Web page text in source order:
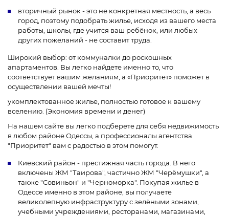
вторичный рынок - это не конкретная местность, а весь
город, поэтому подобрать жилье, исходя из вашего места
работы, школы, где учится ваш ребёнок, или любых
других пожеланий - не составит труда.
Широкий выбор: от коммуналки до роскошных
апартаментов. Вы легко найдете именно то, что
соответствует вашим желаниям, а «Приоритет» поможет в
осуществлении вашей мечты!
укомплектованное жилье, полностью готовое к вашему
вселению. (Экономия времени и денег)
На нашем сайте вы легко подберете для себя недвижимость
в любом районе Одессы, а профессионалы агентства
"Приоритет" вам с радостью в этом помогут.
Киевский район - престижная часть города. В него
включены ЖМ "Таирова", частично ЖМ "Черёмушки", а
также "Совиньон" и "Черноморка". Покупая жилье в
Одессе именно в этом районе, вы получаете
великолепную инфраструктуру с зелёными зонами,
учебными учреждениями, ресторанами, магазинами,